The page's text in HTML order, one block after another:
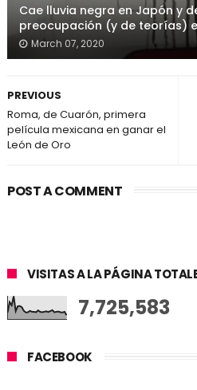
Cae lluvia negra en Japón y
preocupación (y de teorías)
March 07, 2020
PREVIOUS
Roma, de Cuarón, primera
película mexicana en ganar el
León de Oro
POST A COMMENT
VISITAS A LA PÁGINA
7,725,583
FACEBOOK